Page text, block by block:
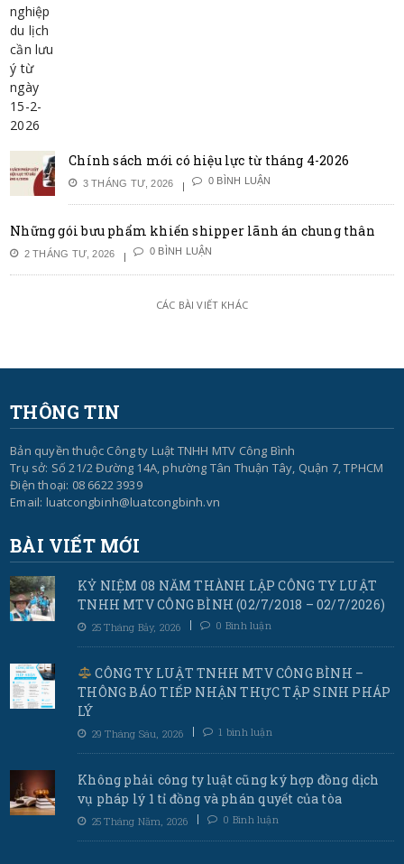
Chính sách mới có hiệu lực từ tháng 4-2026
3 THÁNG TƯ, 2026 0 BÌNH LUẬN
Những gói bưu phẩm khiến shipper lãnh án chung thân
2 THÁNG TƯ, 2026 0 BÌNH LUẬN
CÁC BÀI VIẾT KHÁC
THÔNG TIN
Bản quyền thuộc Công ty Luật TNHH MTV Công Bình
Trụ sở: Số 21/2 Đường 14A, phường Tân Thuận Tây, Quận 7, TPHCM
Điện thoại: 08 6622 3939
Email: luatcongbinh@luatcongbinh.vn
BÀI VIẾT MỚI
KỶ NIỆM 08 NĂM THÀNH LẬP CÔNG TY LUẬT
TNHH MTV CÔNG BÌNH (02/7/2018 – 02/7/2026)
25 Tháng Bảy, 2026 0 Bình luận
CÔNG TY LUẬT TNHH MTV CÔNG BÌNH –
THÔNG BÁO TIẾP NHẬN THỰC TẬP SINH PHÁP
LÝ
29 Tháng Sáu, 2026 1 bình luận
Không phải công ty luật cũng ký hợp đồng dịch
vụ pháp lý 1 tỉ đồng và phán quyết của tòa
25 Tháng Năm, 2026 0 Bình luận